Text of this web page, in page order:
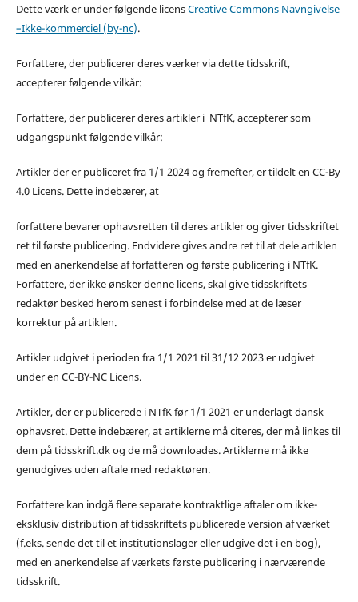
Dette værk er under følgende licensCreative Commons Navngivelse
–Ikke-kommerciel (by-nc).
Forfattere, der publicerer deres værker via dette tidsskrift,
accepterer følgende vilkår:
Forfattere, der publicerer deres artikler i NTfK, accepterer som
udgangspunkt følgende vilkår:
Artikler der er publiceret fra 1/1 2024 og fremefter, er tildelt en CC-By
4.0 Licens. Dette indebærer, at
forfattere bevarer ophavsretten til deres artikler og giver tidsskriftet
ret til første publicering. Endvidere gives andre ret til at dele artiklen
med en anerkendelse af forfatteren og første publicering i NTfK.
Forfattere, der ikke ønsker denne licens, skal give tidsskriftets
redaktør besked herom senest i forbindelse med at de læser
korrektur på artiklen.
Artikler udgivet i perioden fra 1/1 2021 til 31/12 2023 er udgivet
under en CC-BY-NC Licens.
Artikler, der er publicerede i NTfK før 1/1 2021 er underlagt dansk
ophavsret. Dette indebærer, at artiklerne må citeres, der må linkes til
dem på tidsskrift.dk og de må downloades. Artiklerne må ikke
genudgives uden aftale med redaktøren.
Forfattere kan indgå flere separate kontraktlige aftaler om ikke-
eksklusiv distribution af tidsskriftets publicerede version af værket
(f.eks. sende det til et institutionslager eller udgive det i en bog),
med en anerkendelse af værkets første publicering i nærværende
tidsskrift.